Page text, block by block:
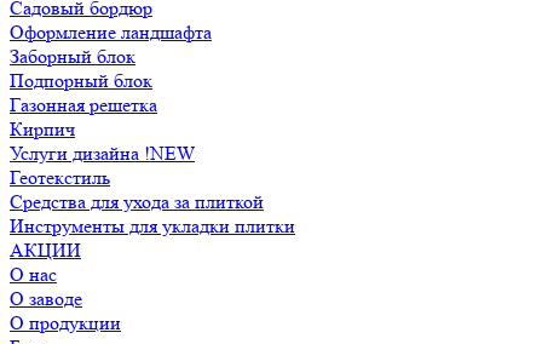
Садовый бордюр
Оформление ландшафта
Заборный блок
Подпорный блок
Газонная решетка
Кирпич
Услуги дизайна !NEW
Геотекстиль
Средства для ухода за плиткой
Инструменты для укладки плитки
АКЦИИ
О нас
О заводе
О продукции